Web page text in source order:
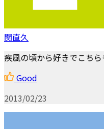
関直久
疾風の頃から好きでこち
Good
2013/02/23